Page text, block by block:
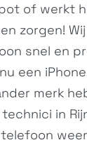
of werkt
zorgen!
snel en
een
merk
in
telefoon